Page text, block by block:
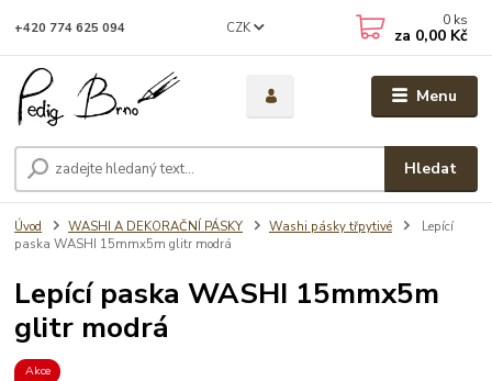
Menu
CZK
Hledat
+420 774 625 094 0 ks
za 0,00 Kč
Úvod WASHI A DEKORAČNÍ PÁSKY Washi pásky třpytivé
Lepící
paska WASHI 15mmx5m glitr modrá
Lepící paska WASHI 15mmx5m
glitr modrá
Akce